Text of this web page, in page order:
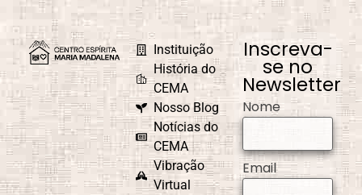
Instituição
História do
CEMA
Nosso Blog
Notícias do
CEMA
Vibração
Virtual
Inscreva-
se no
Newsletter
Nome
Email